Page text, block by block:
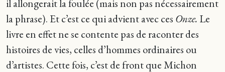
il allongerait la foulée (mais non pas nécessairement
la phrase). Et c’est ce qui advient avec ces Onze. Le
livre en effet ne se contente pas de raconter des
histoires de vies, celles d’hommes ordinaires ou
d’artistes. Cette fois, c’est de front que Michon